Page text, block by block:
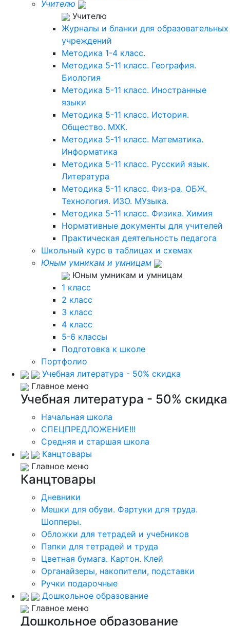
Учителю
Учителю
Журналы и бланки для образовательных
учреждений
Методика 1-4 класс.
Методика 5-11 класс. География.
Биология
Методика 5-11 класс. Иностранные
языки
Методика 5-11 класс. История.
Общество. МХК.
Методика 5-11 класс. Математика.
Информатика
Методика 5-11 класс. Русский язык.
Литература
Методика 5-11 класс. Физ-ра. ОБЖ.
Технология. ИЗО. МУзыка.
Методика 5-11 класс. Физика. Химия
Нормативные документы для учителей
Практическая деятельность педагога
Школьный курс в таблицах и схемах
Юным умникам и умницам
Юным умникам и умницам
1 класс
2 класс
3 класс
4 класс
5-6 классы
Подготовка к школе
Портфолио
Учебная литература - 50% скидка
Главное меню
Учебная литература - 50% скидка
Начальная школа
СПЕЦПРЕДЛОЖЕНИЕ!!!
Средняя и старшая школа
Канцтовары
Главное меню
Канцтовары
Дневники
Мешки для обуви. Фартуки для труда.
Шопперы.
Обложки для тетрадей и учебников
Папки для тетрадей и труда
Цветная бумага. Картон. Клей
Органайзеры, накопители, подставки
Ручки подарочные
Дошкольное образование
Главное меню
Дошкольное образование